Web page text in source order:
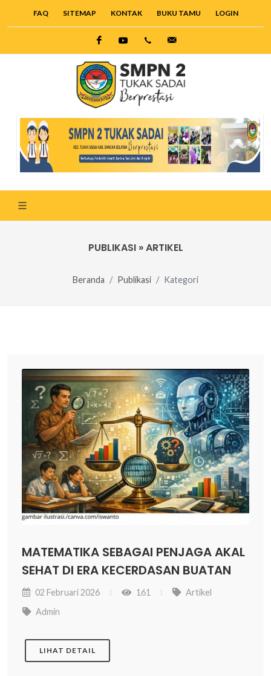
FAQ SITEMAP KONTAK BUKU TAMU LOGIN
FacebookTwitter 6285221090326
PUBLIKASI » ARTIKEL
Beranda Publikasi Kategori
MATEMATIKA SEBAGAI PENJAGA AKAL
SEHAT DI ERA KECERDASAN BUATAN
02 Februari 2026 161
Artikel
Admin
LIHAT DETAIL